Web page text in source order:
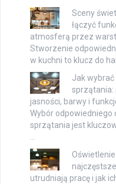
Sceny
łączyć
atmosferą przez
Stworzenie
w kuchni to klucz do
Jak
sprzątania:
jasności, barwy i
Wybór odpowiedniego
sprzątania jest
utrudniają pracę i jak